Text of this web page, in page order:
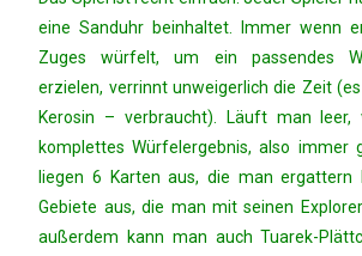
eine Sanduhr beinhaltet. Immer wenn
Zuges würfelt, um ein passendes
erzielen, verrinnt unweigerlich die Zeit
Kerosin – verbraucht). Läuft man leer,
komplettes Würfelergebnis, also immer
liegen 6 Karten aus, die man ergattern
Gebiete aus, die man mit seinen
außerdem kann man auch Tuarek-